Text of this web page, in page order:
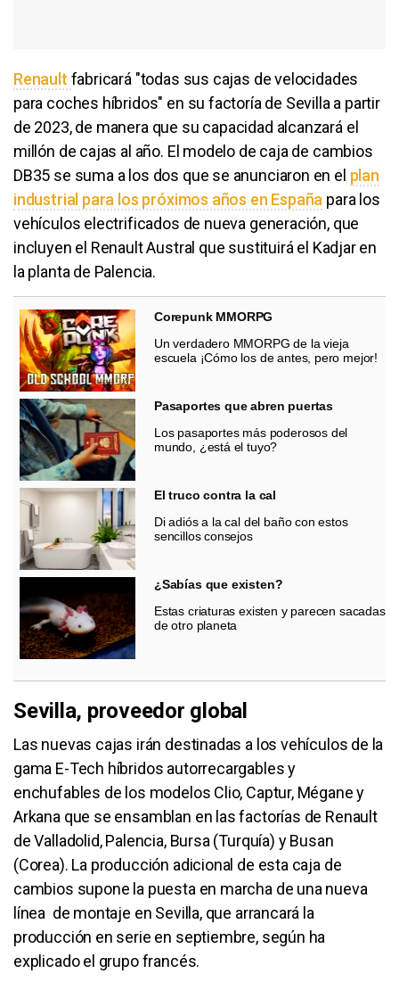
Renault fabricará "todas sus cajas de velocidades
para coches híbridos" en su factoría de Sevilla a partir
de 2023, de manera que su capacidad alcanzará el
millón de cajas al año. El modelo de caja de cambios
DB35 se suma a los dos que se anunciaron en el plan
industrial para los próximos años en España para los
vehículos electrificados de nueva generación, que
incluyen el Renault Austral que sustituirá el Kadjar en
la planta de Palencia.
Corepunk MMORPG
Un verdadero MMORPG de la vieja
escuela ¡Cómo los de antes, pero mejor!
Pasaportes que abren puertas
Los pasaportes más poderosos del
mundo, ¿está el tuyo?
El truco contra la cal
Di adiós a la cal del baño con estos
sencillos consejos
¿Sabías que existen?
Estas criaturas existen y parecen sacadas
de otro planeta
Sevilla, proveedor global
Las nuevas cajas irán destinadas a los vehículos de la
gama E-Tech híbridos autorrecargables y
enchufables de los modelos Clio, Captur, Mégane y
Arkana que se ensamblan en las factorías de Renault
de Valladolid, Palencia, Bursa (Turquía) y Busan
(Corea). La producción adicional de esta caja de
cambios supone la puesta en marcha de una nueva
línea de montaje en Sevilla, que arrancará la
producción en serie en septiembre, según ha
explicado el grupo francés.